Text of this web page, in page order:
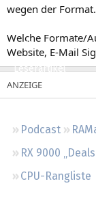
Neueste
Leserartikel
Podcast
RX 9000
CPU-Rangliste
wegen der Format.
Welche Formate/
Website, E-Mail